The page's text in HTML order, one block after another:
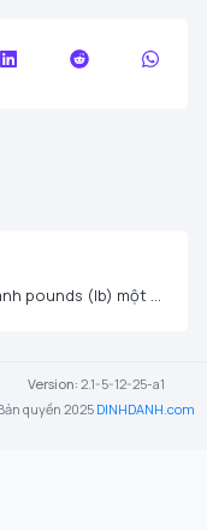
Version: 2.1-5-12-25-a1
quyền 2025 DINHDANH.com